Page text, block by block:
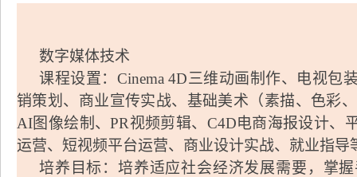
数字媒体技术
课程设置： Cinema 4D三维动画制作、电视包
销策划、商业宣传实战、基础美术（素描、色彩
AI图像绘制、PR视频剪辑、 C4D电商海报设计、
运营、短视频平台运营、商业设计实战、就业指导
培养目标：培养适应社会经济发展需要，掌